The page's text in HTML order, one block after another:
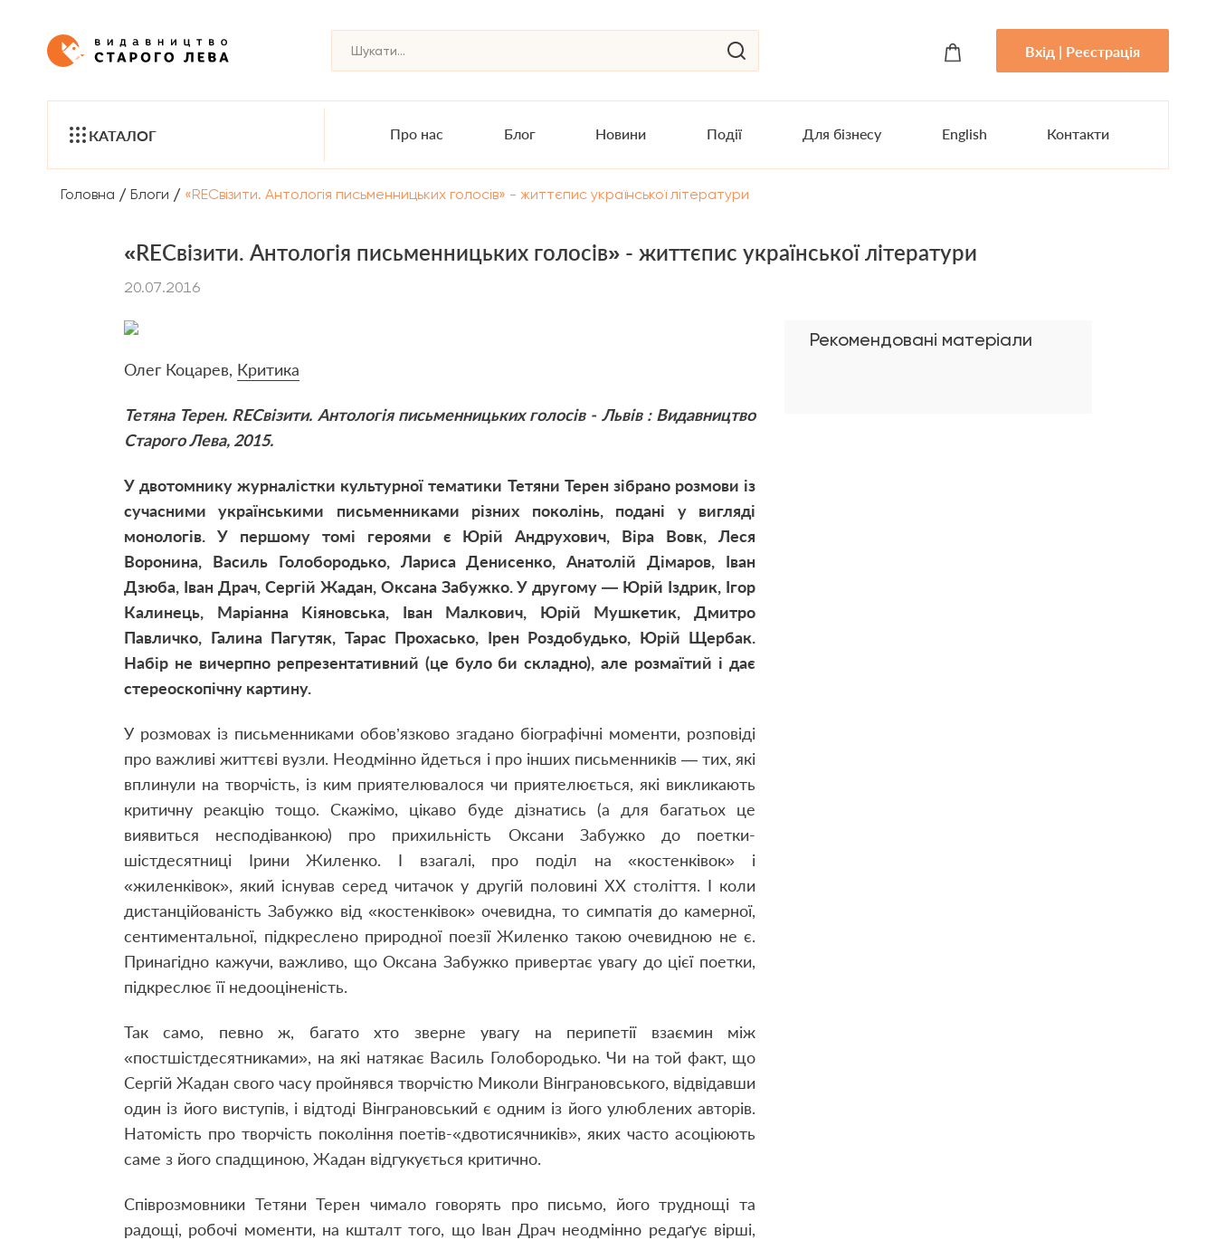
Вхід | Реєстрація
КАТАЛОГ Про нас Блог Новини Події Для бізнесу English Контакти
Головна / Блоги / «RECвізити. Антологія письменницьких голосів» - життєпис української літератури
«RECвізити. Антологія письменницьких голосів» - життєпис української літератури
20.07.2016
Олег Коцарев, Критика
Тетяна Терен. RECвізити. Антологія письменницьких голосів - Львів : Видавництво
Старого Лева, 2015.
У двотомнику журналістки культурної тематики Тетяни Терен зібрано розмови із
сучасними українськими письменниками різних поколінь, подані у вигляді
монологів. У першому томі героями є Юрій Андрухович, Віра Вовк, Леся
Воронина, Василь Голобородько, Лариса Денисенко, Анатолій Дімаров, Іван
Дзюба, Іван Драч, Сергій Жадан, Оксана Забужко. У другому — Юрій Іздрик, Ігор
Калинець, Маріанна Кіяновська, Іван Малкович, Юрій Мушкетик, Дмитро
Павличко, Галина Пагутяк, Тарас Прохасько, Ірен Роздобудько, Юрій Щербак.
Набір не вичерпно репрезентативний (це було би складно), але розмаїтий і дає
стереоскопічну картину.
У розмовах із письменниками обов’язково згадано біографічні моменти, розповіді
про важливі життєві вузли. Неодмінно йдеться і про інших письменників — тих, які
вплинули на творчість, із ким приятелювалося чи приятелюється, які викликають
критичну реакцію тощо. Скажімо, цікаво буде дізнатись (а для багатьох це
виявиться несподіванкою) про прихильність Оксани Забужко до поетки-
шістдесятниці Ірини Жиленко. І взагалі, про поділ на «костенківок» і
«жиленківок», який існував серед читачок у другій половині ХХ століття. І коли
дистанційованість Забужко від «костенківок» очевидна, то симпатія до камерної,
сентиментальної, підкреслено природної поезії Жиленко такою очевидною не є.
Принагідно кажучи, важливо, що Оксана Забужко привертає увагу до цієї поетки,
підкреслює її недооціненість.
Так само, певно ж, багато хто зверне увагу на перипетії взаємин між
«постшістдесятниками», на які натякає Василь Голобородько. Чи на той факт, що
Сергій Жадан свого часу пройнявся творчістю Миколи Вінграновського, відвідавши
один із його виступів, і відтоді Вінграновський є одним із його улюблених авторів.
Натомість про творчість покоління поетів-«двотисячників», яких часто асоціюють
саме з його спадщиною, Жадан відгукується критично.
Співрозмовники Тетяни Терен чимало говорять про письмо, його труднощі та
радощі, робочі моменти, на кшталт того, що Іван Драч неодмінно редаґує вірші,
Рекомендовані матеріали